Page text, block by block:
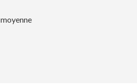
moyenne